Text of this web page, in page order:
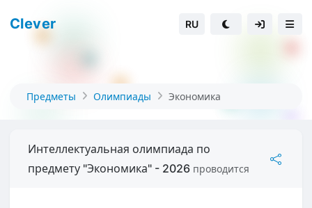
Clever RU
Предметы Олимпиады Экономика
Интеллектуальная олимпиада по
предмету "Экономика" - 2026 проводится